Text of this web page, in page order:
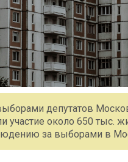
депутатов
участие около 650 тыс.
за выборами в